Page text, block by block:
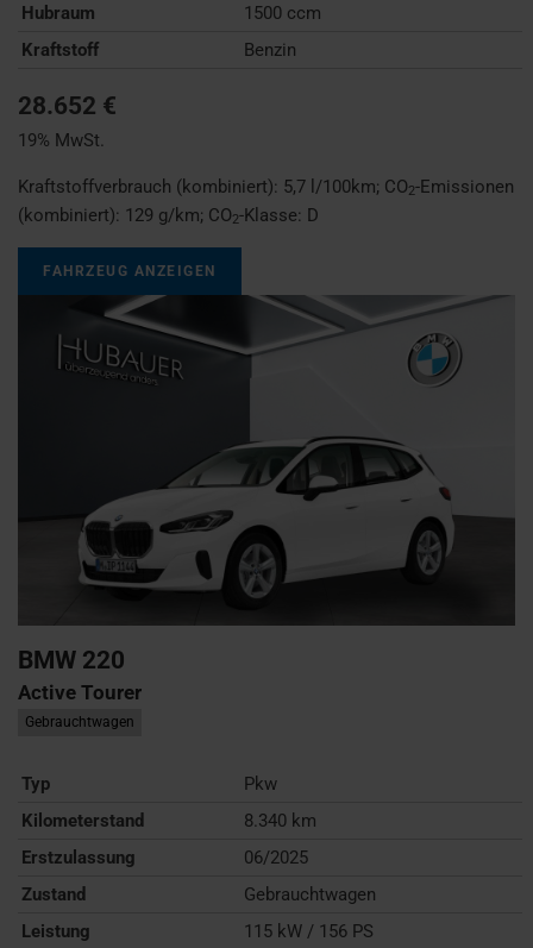
Hubraum
1500 ccm
Kraftstoff
Benzin
28.652 €
19% MwSt.
Kraftstoffverbrauch (kombiniert): 5,7 l/100km; CO2-Emissionen
(kombiniert): 129 g/km; CO2-Klasse: D
FAHRZEUG ANZEIGEN
BMW 220
Active Tourer
Gebrauchtwagen
Typ
Pkw
Kilometerstand
8.340 km
Erstzulassung
06/2025
Zustand
Gebrauchtwagen
Leistung
115 kW / 156 PS